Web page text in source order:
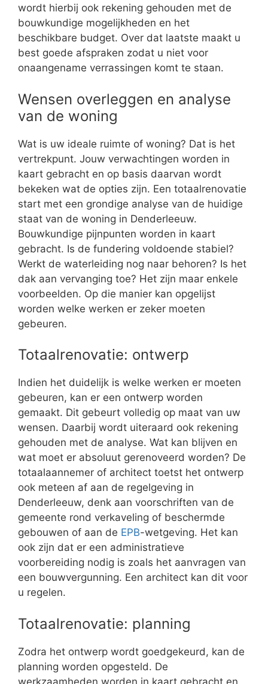
wordt hierbij ook rekening gehouden met de
bouwkundige mogelijkheden en het
beschikbare budget. Over dat laatste maakt u
best goede afspraken zodat u niet voor
onaangename verrassingen komt te staan.
Wensen overleggen en analyse
van de woning
Wat is uw ideale ruimte of woning? Dat is het
vertrekpunt. Jouw verwachtingen worden in
kaart gebracht en op basis daarvan wordt
bekeken wat de opties zijn. Een totaalrenovatie
start met een grondige analyse van de huidige
staat van de woning in Denderleeuw.
Bouwkundige pijnpunten worden in kaart
gebracht. Is de fundering voldoende stabiel?
Werkt de waterleiding nog naar behoren? Is het
dak aan vervanging toe? Het zijn maar enkele
voorbeelden. Op die manier kan opgelijst
worden welke werken er zeker moeten
gebeuren.
Totaalrenovatie: ontwerp
Indien het duidelijk is welke werken er moeten
gebeuren, kan er een ontwerp worden
gemaakt. Dit gebeurt volledig op maat van uw
wensen. Daarbij wordt uiteraard ook rekening
gehouden met de analyse. Wat kan blijven en
wat moet er absoluut gerenoveerd worden? De
totaalaannemer of architect toetst het ontwerp
ook meteen af aan de regelgeving in
Denderleeuw, denk aan voorschriften van de
gemeente rond verkaveling of beschermde
gebouwen of aan de EPB-wetgeving. Het kan
ook zijn dat er een administratieve
voorbereiding nodig is zoals het aanvragen van
een bouwvergunning. Een architect kan dit voor
u regelen.
Totaalrenovatie: planning
Zodra het ontwerp wordt goedgekeurd, kan de
planning worden opgesteld. De
werkzaamheden worden in kaart gebracht en